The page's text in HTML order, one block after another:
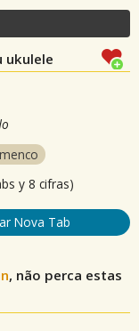
ukulele
y 8 cifras)
Nova Tab
, não perca estas